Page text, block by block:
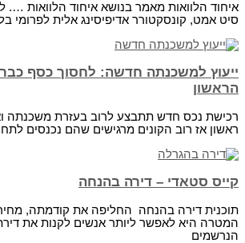
איחוד הלוואות מאמר בנושא איחוד הלוואות ….
סיט אמט, קונסקטורר אדיפיסינג אלית לפרומי
ייעוץ למשכנתה חדשה: לחסוך כסף
הראשון‏
רכישת נכס חדש תתבצע לרוב בעזרת משכנתה
ראשון אז רוב הקונים מרגישים שהם נכנסים
קייס סטאדי – דירה בהנחה
תוכנית דירה בהנחה החליפה את קודמתה,
המטרה היא לאפשר ליותר אנשים לקנות את
הנרשמים